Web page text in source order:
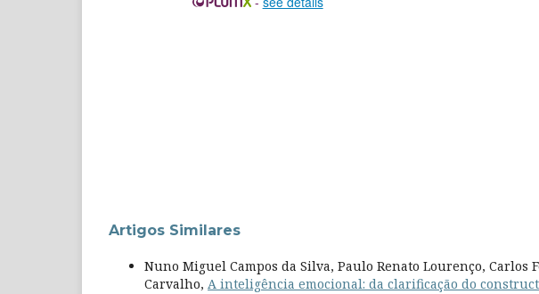
Artigos Similares
Nuno Miguel Campos da Silva, Paulo Renato Lourenço, Carlos
Carvalho, A inteligência emocional: da clarificação do